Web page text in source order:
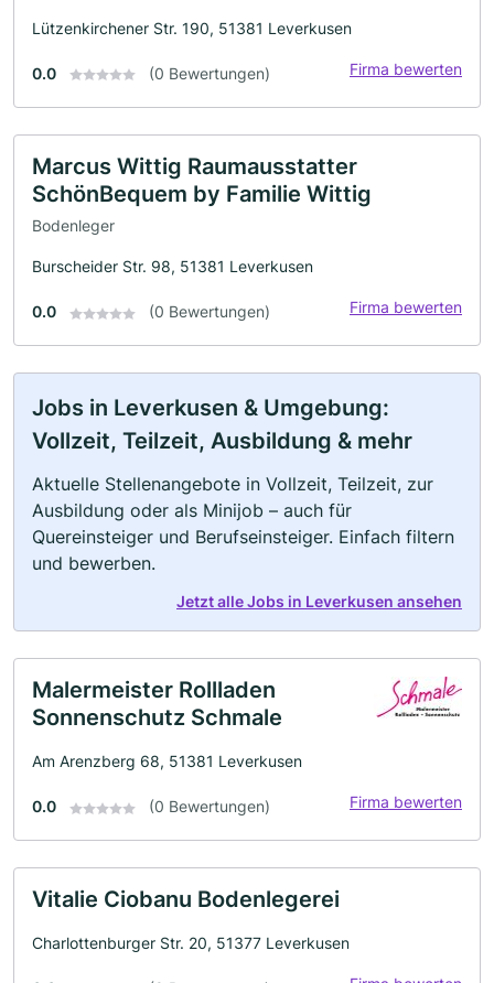
Lützenkirchener Str. 190, 51381 Leverkusen
0.0 (0 Bewertungen) Firma bewerten
Marcus Wittig Raumausstatter
SchönBequem by Familie Wittig
Bodenleger
Burscheider Str. 98, 51381 Leverkusen
0.0 (0 Bewertungen) Firma bewerten
Jobs in Leverkusen & Umgebung:
Vollzeit, Teilzeit, Ausbildung & mehr
Aktuelle Stellenangebote in Vollzeit, Teilzeit, zur
Ausbildung oder als Minijob – auch für
Quereinsteiger und Berufseinsteiger. Einfach filtern
und bewerben.
Jetzt alle Jobs in Leverkusen ansehen
Malermeister Rollladen
Sonnenschutz Schmale
Am Arenzberg 68, 51381 Leverkusen
0.0 (0 Bewertungen) Firma bewerten
Vitalie Ciobanu Bodenlegerei
Charlottenburger Str. 20, 51377 Leverkusen